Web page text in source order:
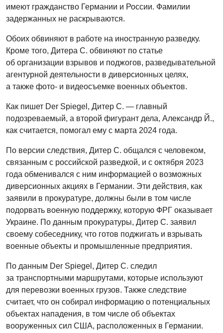
имеют гражданство Германии и России. Фамилии
задержанных не раскрываются.
Обоих обвиняют в работе на иностранную разведку.
Кроме того, Дитера С. обвиняют по статье
об организации взрывов и поджогов, разведывательной
агентурной деятельности в диверсионных целях,
а также фото- и видеосъемке военных объектов.
Как пишет Der Spiegel, Дитер С. — главный
подозреваемый, а второй фигурант дела, Александр Й.,
как считается, помогал ему с марта 2024 года.
По версии следствия, Дитер С. общался с человеком,
связанным с российской разведкой, и с октября 2023
года обменивался с ним информацией о возможных
диверсионных акциях в Германии. Эти действия, как
заявили в прокуратуре, должны были в том числе
подорвать военную поддержку, которую ФРГ оказывает
Украине. По данным прокуратуры, Дитер С. заявил
своему собеседнику, что готов поджигать и взрывать
военные объекты и промышленные предприятия.
По данным Der Spiegel, Дитер С. следил
за транспортными маршрутами, которые используют
для перевозки военных грузов. Также следствие
считает, что он собирал информацию о потенциальных
объектах нападения, в том числе об объектах
вооруженных сил США, расположенных в Германии.